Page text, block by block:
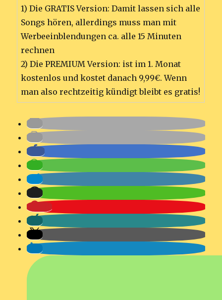
1) Die GRATIS Version: Damit lassen sich alle
Songs hören, allerdings muss man mit
Werbeeinblendungen ca. alle 15 Minuten
rechnen
2) Die PREMIUM Version: ist im 1. Monat
kostenlos und kostet danach 9,99€. Wenn
man also rechtzeitig kündigt bleibt es gratis!